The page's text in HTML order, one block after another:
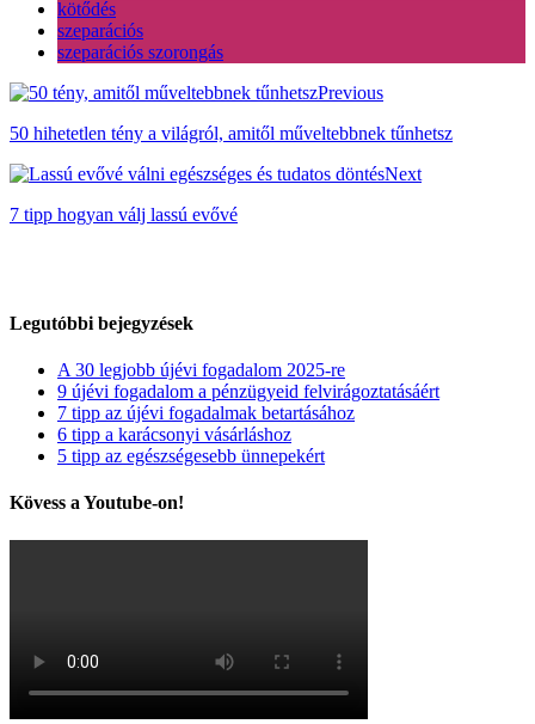
kötődés
szeparációs
szeparációs szorongás
Previous
50 hihetetlen tény a világról, amitől műveltebbnek tűnhetsz
Next
7 tipp hogyan válj lassú evővé
Legutóbbi bejegyzések
A 30 legjobb újévi fogadalom 2025-re
9 újévi fogadalom a pénzügyeid felvirágoztatásáért
7 tipp az újévi fogadalmak betartásához
6 tipp a karácsonyi vásárláshoz
5 tipp az egészségesebb ünnepekért
Kövess a Youtube-on!